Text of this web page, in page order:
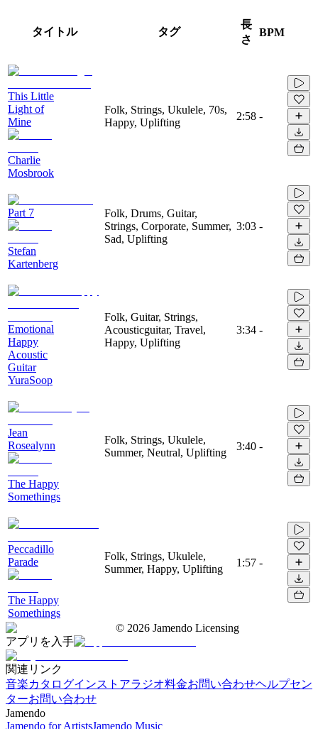
タイトル タグ
長
さ
BPM
This Little
Light of
Mine
Charlie
Mosbrook
Folk, Strings, Ukulele, 70s,
Happy, Uplifting
2:58 -
Part 7
Stefan
Kartenberg
Folk, Drums, Guitar,
Strings, Corporate, Summer,
Sad, Uplifting
3:03 -
Emotional
Happy
Acoustic
Guitar
YuraSoop
Folk, Guitar, Strings,
Acousticguitar, Travel,
Happy, Uplifting
3:34 -
Jean
Rosealynn
The Happy
Somethings
Folk, Strings, Ukulele,
Summer, Neutral, Uplifting
3:40 -
Peccadillo
Parade
The Happy
Somethings
Folk, Strings, Ukulele,
Summer, Happy, Uplifting
1:57 -
© 2026 Jamendo Licensing
アプリを入手
関連リンク
音楽カタログインストアラジオ料金お問い合わせヘルプセン
ターお問い合わせ
Jamendo
Jamendo for ArtistsJamendo Music